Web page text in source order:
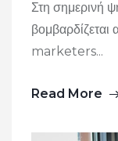
Στη σημερινή
βομβαρδίζεται
marketers...
Read More